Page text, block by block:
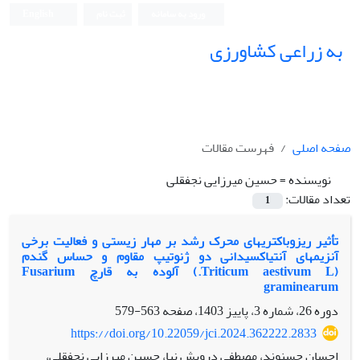
به زراعی کشاورزی
صفحه اصلی
فهرست مقالات
نویسنده =حسین میرزایی نجفقلی
تعداد مقالات:
1
تأثیر ریزوباکتری‏های محرک رشد بر مهار زیستی و فعالیت برخی
آنزیم‏های آنتی‏اکسیدانی دو ژنوتیپ مقاوم و حساس گندم
(Triticum aestivum L.) آلوده به قارچ Fusarium
graminearum
دوره 26، شماره 3، پاییز 1403، صفحه
563-579
https://doi.org/10.22059/jci.2024.362222.2833